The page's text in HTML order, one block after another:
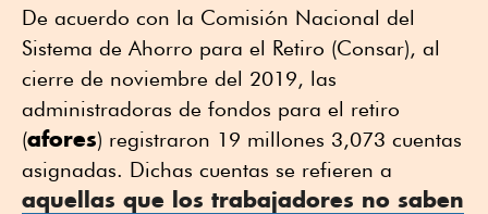
De acuerdo con la Comisión Nacional del
Sistema de Ahorro para el Retiro (Consar), al
cierre de noviembre del 2019, las
administradoras de fondos para el retiro
(afores) registraron 19 millones 3,073 cuentas
asignadas. Dichas cuentas se refieren a
aquellas que los trabajadores no saben